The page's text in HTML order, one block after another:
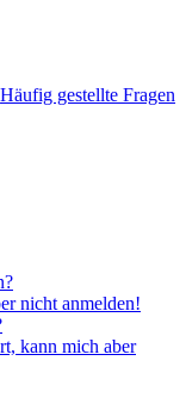
Häufig gestellte Fragen
nicht anmelden!
kann mich aber